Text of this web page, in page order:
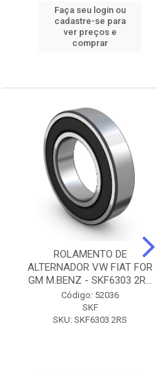
Faça seu login ou
cadastre-se para
ver preços e
comprar
ROLAMENTO DE
ALTERNADOR VW FIAT FOR
GM M.BENZ - SKF6303 2R...
Código: 52036
SKF
SKU: SKF6303 2RS